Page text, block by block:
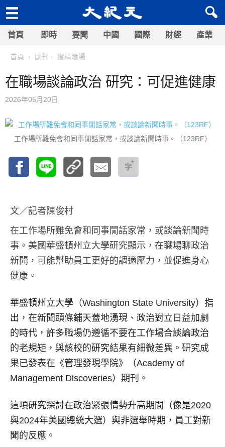
首頁 即時 要聞 中國 國際 財經 產業
首頁 副刊 縱橫職場
在職場談論政治 研究：可促進健康
2026年05月20日
工作場所難免會和同事閒話家常，或談論新聞時事。（123RF）
文／記者陳俊村
在工作場所難免會和同事閒話家常，或談論新聞時
事。美國華盛頓州立大學研究顯示，在職場聊政治
新聞，可能幫助員工更好的調適壓力，並促進身心
健康。
華盛頓州立大學（Washington State University）指
出，在新聞頭條鋪天蓋地湧現、政治對立日益加劇
的時代，許多職場仍遵循不要在工作場合談論政治
的老規矩，與該校的研究結果有細微差異。研究成
果已發表在《管理發現學院》（Academy of
Management Discoveries）期刊。
這項研究探討在政治緊張情勢升高期間（像是2020
與2024年美國總統大選）與非選舉時期，員工對新
聞的反應。